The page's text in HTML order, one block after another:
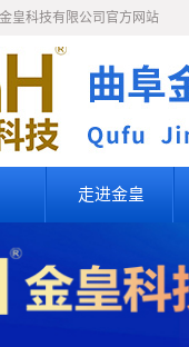
皇科技有限公司官方网站
走进金皇
公司简介
企业文化
知识产权